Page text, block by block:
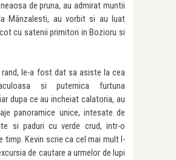
de pruna, au admirat muntii
Mânzalesti, au vorbit si au luat
cu satenii primitori in Bozioru si
rand, le-a fost dat sa asiste la cea
si puternica furtuna
dupa ce au incheiat calatoria, au
panoramice unice, intesate de
si paduri cu verde crud, intr-o
timp. Kevin scrie ca cel mai mult l-
de cautare a urmelor de lupi